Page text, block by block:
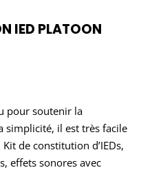
IED PLATOON
pour soutenir la
simplicité, il est très facile
de constitution d’IEDs,
effets sonores avec